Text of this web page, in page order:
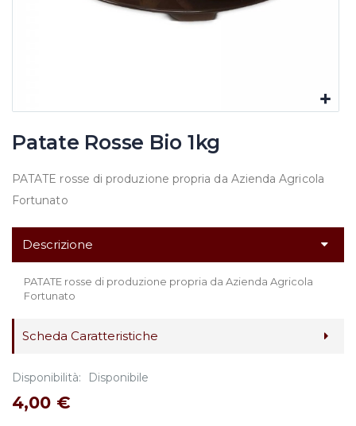
Patate Rosse Bio 1kg
PATATE rosse di produzione propria da Azienda Agricola
Fortunato
Descrizione
PATATE rosse di produzione propria da Azienda Agricola
Fortunato
Scheda Caratteristiche
Disponibilità: Disponibile
4,00 €